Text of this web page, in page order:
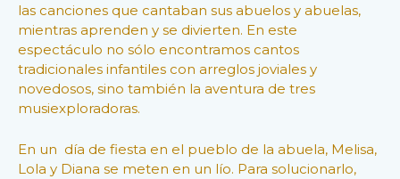
las canciones que cantaban sus abuelos y abuelas,
mientras aprenden y se divierten. En este
espectáculo no sólo encontramos cantos
tradicionales infantiles con arreglos joviales y
novedosos, sino también la aventura de tres
musiexploradoras.
En un día de fiesta en el pueblo de la abuela, Melisa,
Lola y Diana se meten en un lío. Para solucionarlo,